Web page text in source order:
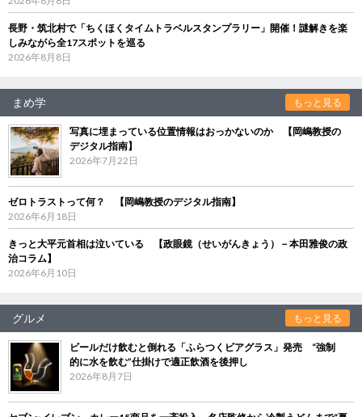
長野・筑北村で「ちくほくタイムトラベルスタンプラリー」開催！謎解きを楽
しみながら全17スポットを巡る
2026年8月8日
まめ学 もっと見る
写真に埋まっている位置情報はおっかないのか 【岡嶋教授の
デジタル指南】
2026年7月22日
ゼロトラストって何？ 【岡嶋教授のデジタル指南】
2026年6月18日
きっと大平元首相は泣いている 【政眼鏡（せいがんきょう）－本田雅俊の政
治コラム】
2026年6月10日
グルメ もっと見る
ビールだけ飲むと倒れる「ふらつくビアグラス」発売 “強制
的に水を飲む”仕掛けで適正飲酒を後押し
2026年8月7日